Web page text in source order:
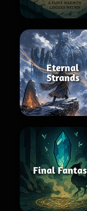
Eternal
Strands
Final